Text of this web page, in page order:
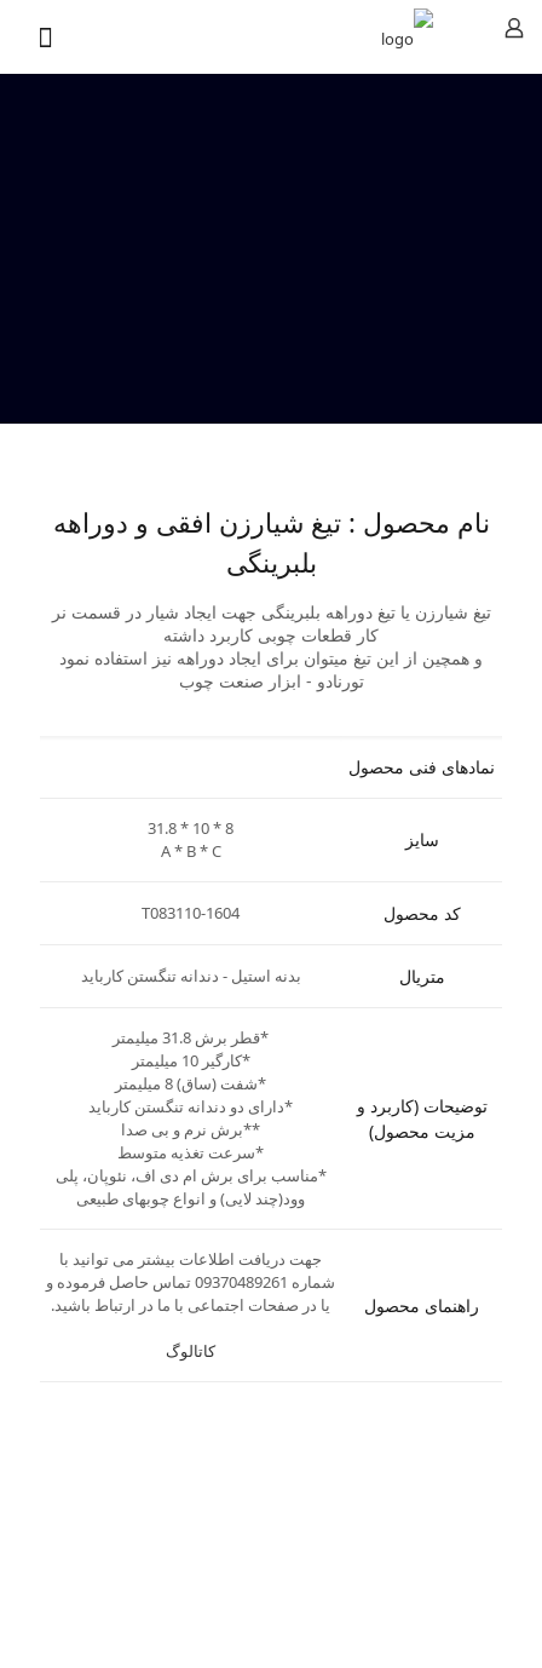
نام محصول : تیغ شیارزن افقی و دوراهه
بلبرینگی
تیغ شیارزن یا تیغ دوراهه بلبرینگی جهت ایجاد شیار در قسمت نر
کار قطعات چوبی کاربرد داشته
و همچین از این تیغ میتوان برای ایجاد دوراهه نیز استفاده نمود
تورنادو - ابزار صنعت چوب
نمادهای فنی محصول
سایز
31.8 * 10 * 8
A * B * C
کد محصول T083110-1604
متریال بدنه استیل - دندانه تنگستن کارباید
توضیحات (کاربرد و
مزیت محصول)
*قطر برش 31.8 میلیمتر
*کارگیر 10 میلیمتر
*شفت (ساق) 8 میلیمتر
*دارای دو دندانه تنگستن کارباید
**برش نرم و بی صدا
*سرعت تغذیه متوسط
*مناسب برای برش ام دی اف، نئوپان، پلی
وود(چند لایی) و انواع چوبهای طبیعی
راهنمای محصول
جهت دریافت اطلاعات بیشتر می توانید با
شماره 09370489261 تماس حاصل فرموده و
یا در صفحات اجتماعی با ما در ارتباط باشید.
کاتالوگ